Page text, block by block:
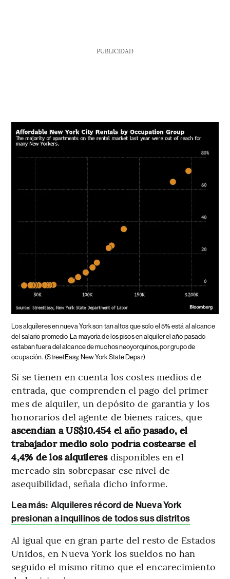
PUBLICIDAD
Los alquileres en nueva York son tan altos que solo el 5% está al alcance
del salario promedio La mayoría de los pisos en alquiler el año pasado
estaban fuera del alcance de muchos neoyorquinos, por grupo de
ocupación. (StreetEasy, New York State Depar)
Si se tienen en cuenta los costes medios de
entrada, que comprenden el pago del primer
mes de alquiler, un depósito de garantía y los
honorarios del agente de bienes raíces, que
ascendían a US$10.454 el año pasado, el
trabajador medio solo podría costearse el
4,4% de los alquileres disponibles en el
mercado sin sobrepasar ese nivel de
asequibilidad, señala dicho informe.
Lea más: Alquileres récord de Nueva York
presionan a inquilinos de todos sus distritos
Al igual que en gran parte del resto de Estados
Unidos, en Nueva York los sueldos no han
seguido el mismo ritmo que el encarecimiento